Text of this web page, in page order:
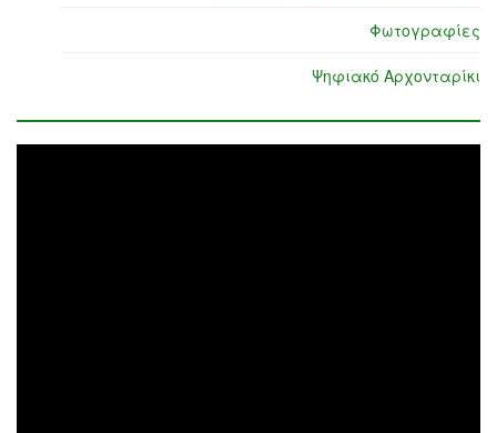
Φωτογραφίες
Ψηφιακό Αρχονταρίκι